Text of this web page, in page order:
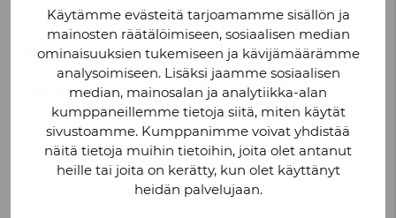
Käytämme evästeitä tarjoamamme sisällön ja
mainosten räätälöimiseen, sosiaalisen median
ominaisuuksien tukemiseen ja kävijämäärämme
analysoimiseen. Lisäksi jaamme sosiaalisen
median, mainosalan ja analytiikka-alan
kumppaneillemme tietoja siitä, miten käytät
sivustoamme. Kumppanimme voivat yhdistää
näitä tietoja muihin tietoihin, joita olet antanut
heille tai joita on kerätty, kun olet käyttänyt
heidän palvelujaan.
ratkaisuvaihtoehdot.
Lisätietoja:
Pasi Rannus, johtaja, valmistusliiketoiminta
haastatteluvaraukset assistentti Nadja Doylen kautta
050 317 0538
pasi.rannus(at)valmet-automotive.com
www.valmet-automotive.com